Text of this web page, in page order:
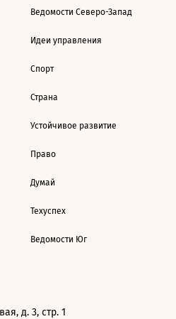
Ведомости Северо-Запад
Идеи управления
Спорт
Страна
Устойчивое развитие
Право
Думай
Техуспех
Ведомости Юг
д. 3, стр. 1